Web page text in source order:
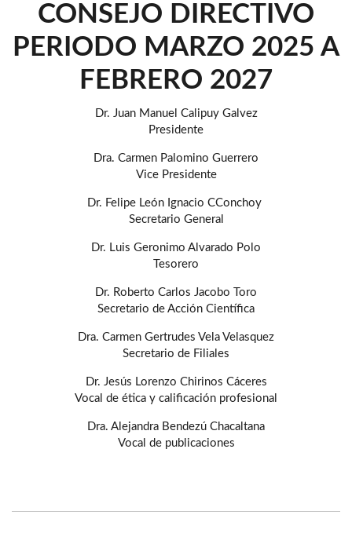
CONSEJO DIRECTIVO
PERIODO MARZO 2025 A
FEBRERO 2027
Dr. Juan Manuel Calipuy Galvez
Presidente
Dra. Carmen Palomino Guerrero
Vice Presidente
Dr. Felipe León Ignacio CConchoy
Secretario General
Dr. Luis Geronimo Alvarado Polo
Tesorero
Dr. Roberto Carlos Jacobo Toro
Secretario de Acción Científica
Dra. Carmen Gertrudes Vela Velasquez
Secretario de Filiales
Dr. Jesús Lorenzo Chirinos Cáceres
Vocal de ética y calificación profesional
Dra. Alejandra Bendezú Chacaltana
Vocal de publicaciones